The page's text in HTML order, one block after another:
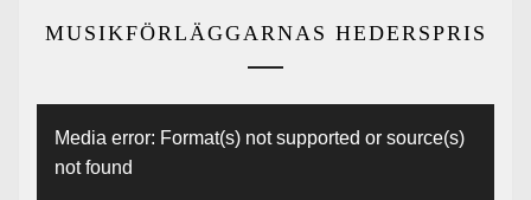
MUSIKFÖRLÄGGARNAS HEDERSPRIS
Media error: Format(s) not supported or source(s)
not found